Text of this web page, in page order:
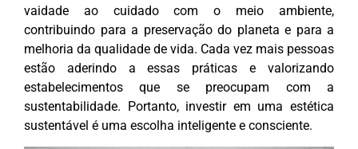
vaidade ao cuidado com o meio ambiente,
contribuindo para a preservação do planeta e para a
melhoria da qualidade de vida. Cada vez mais pessoas
estão aderindo a essas práticas e valorizando
estabelecimentos que se preocupam com a
sustentabilidade. Portanto, investir em uma estética
sustentável é uma escolha inteligente e consciente.